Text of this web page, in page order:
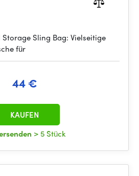
Sling Bag: Vielseitige
für
44 €
> 5 Stück
KAUFEN